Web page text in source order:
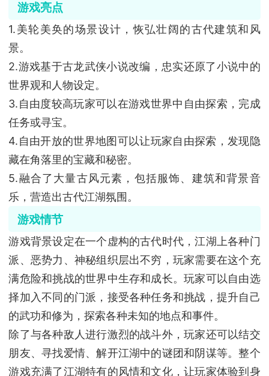
游戏亮点
1.美轮美奂的场景设计，恢弘壮阔的古代建筑和风
景。
2.游戏基于古龙武侠小说改编，忠实还原了小说中的
世界观和人物设定。
3.自由度较高玩家可以在游戏世界中自由探索，完成
任务或寻宝。
4.自由开放的世界地图可以让玩家自由探索，发现隐
藏在角落里的宝藏和秘密。
5.融合了大量古风元素，包括服饰、建筑和背景音
乐，营造出古代江湖氛围。
游戏情节
游戏背景设定在一个虚构的古代时代，江湖上各种门
派、恶势力、神秘组织层出不穷，玩家需要在这个充
满危险和挑战的世界中生存和成长。玩家可以自由选
择加入不同的门派，接受各种任务和挑战，提升自己
的武功和修为，探索各种未知的地点和事件。
除了与各种敌人进行激烈的战斗外，玩家还可以结交
朋友、寻找爱情、解开江湖中的谜团和阴谋等。整个
游戏充满了江湖特有的风情和文化，让玩家体验到身